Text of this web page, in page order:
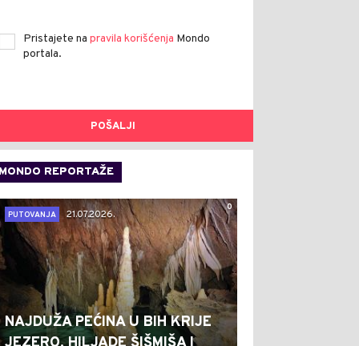
Pristajete na pravila korišćenja Mondo
portala.
POŠALJI
MONDO REPORTAŽE
0
PUTOVANJA
21.07.2026.
NAJDUŽA PEĆINA U BIH KRIJE